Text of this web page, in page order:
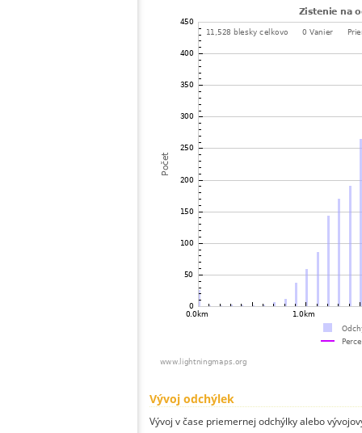
Vývoj odchýlek
Vývoj v čase priemernej odchýlky alebo